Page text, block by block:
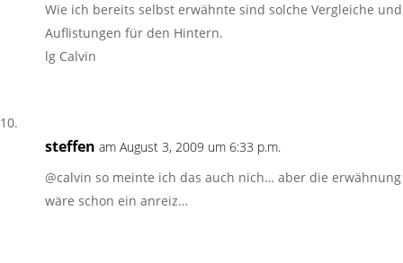
Wie ich bereits selbst erwähnte sind solche Vergleiche und
Auflistungen für den Hintern.
lg Calvin
steffen am August 3, 2009 um 6:33 p.m.
@calvin so meinte ich das auch nich… aber die erwähnung
wäre schon ein anreiz…